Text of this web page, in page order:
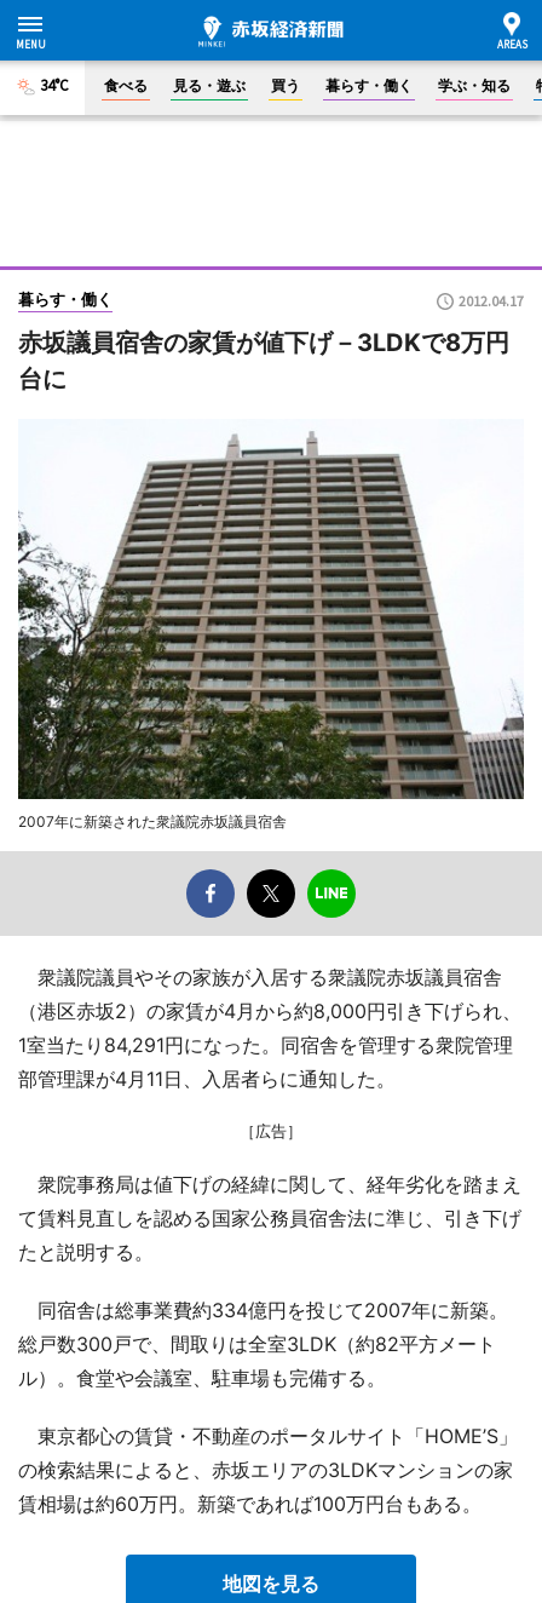
34°C 食べる 見る・遊ぶ 買う 暮らす・働く 学ぶ・知る
暮らす・働く 2012.04.17
赤坂議員宿舎の家賃が値下げ－3LDKで8万円
台に
2007年に新築された衆議院赤坂議員宿舎
衆議院議員やその家族が入居する衆議院赤坂議員宿舎
（港区赤坂2）の家賃が4月から約8,000円引き下げられ、
1室当たり84,291円になった。同宿舎を管理する衆院管理
部管理課が4月11日、入居者らに通知した。
［広告］
衆院事務局は値下げの経緯に関して、経年劣化を踏まえ
て賃料見直しを認める国家公務員宿舎法に準じ、引き下げ
たと説明する。
同宿舎は総事業費約334億円を投じて2007年に新築。
総戸数300戸で、間取りは全室3LDK（約82平方メート
ル）。食堂や会議室、駐車場も完備する。
東京都心の賃貸・不動産のポータルサイト「HOME’S」
の検索結果によると、赤坂エリアの3LDKマンションの家
賃相場は約60万円。新築であれば100万円台もある。
地図を見る